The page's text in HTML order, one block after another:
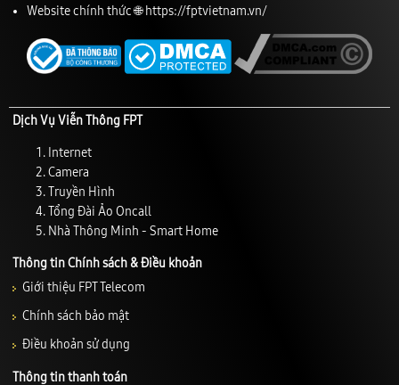
Website chính thức 🌐 https://fptvietnam.vn/
Dịch Vụ Viễn Thông FPT
Internet
Camera
Truyền Hình
Tổng Đài Ảo Oncall
Nhà Thông Minh - Smart Home
Thông tin Chính sách & Điều khoản
Giới thiệu FPT Telecom
Chính sách bảo mật
Điều khoản sử dụng
Thông tin thanh toán